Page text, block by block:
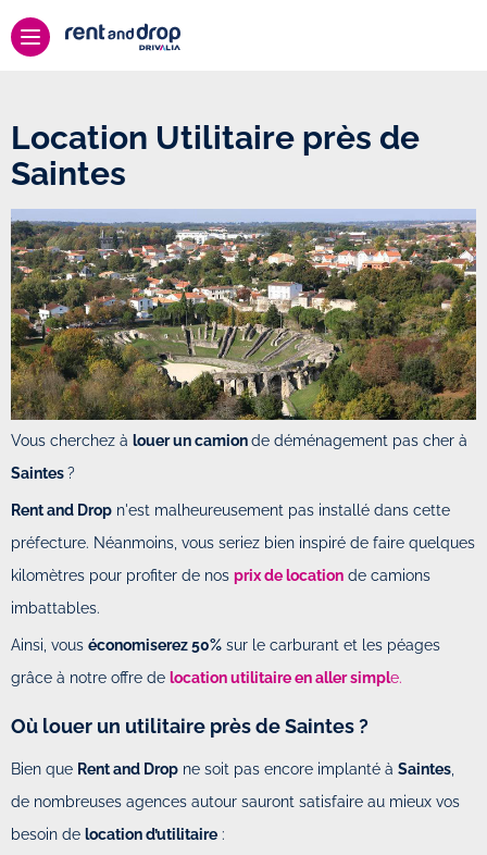
Location Utilitaire près de
Saintes
Vous cherchez à louer un camionde déménagement pas cher à
Saintes?
Rent and Drop n'est malheureusement pas installé dans cette
préfecture. Néanmoins, vous seriez bien inspiré de faire quelques
kilomètres pour profiter de nos prix de location de camions
imbattables.
Ainsi, vous économiserez 50% sur le carburant et les péages
grâce à notre offre de location utilitaire en aller simple.
Où louer un utilitaire près de Saintes ?
Bien que Rent and Drop ne soit pas encore implanté à Saintes
de nombreuses agences autour sauront satisfaire au mieux vos
besoin de location d’utilitaire :